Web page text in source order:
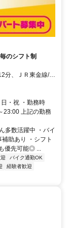
のシフト制
分、ＪＲ東金線/Ｊ
求名出入口1徒歩
線] 大網 [JR外房
・祝 ・勤務時
23:00 上記の勤務
多数活躍中 ・バイ
助あり ・シフト
優先可能◎ ...
バイク通勤OK
経験者歓迎